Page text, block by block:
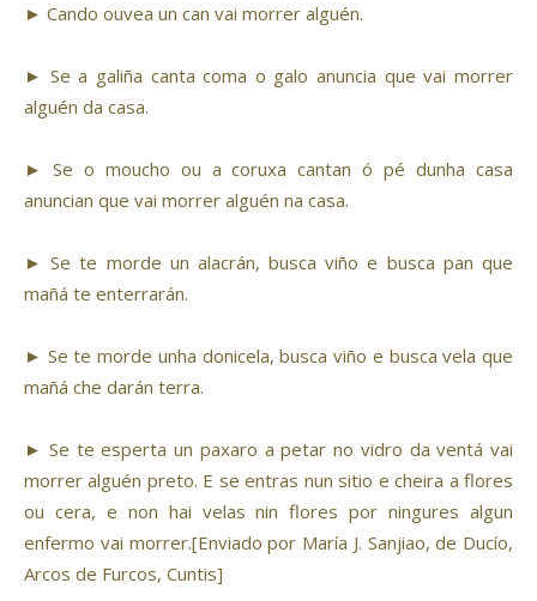
► Cando ouvea un can vai morrer alguén.
► Se a galiña canta coma o galo anuncia que vai morrer
alguén da casa.
► Se o moucho ou a coruxa cantan ó pé dunha casa
anuncian que vai morrer alguén na casa.
► Se te morde un alacrán, busca viño e busca pan que
mañá te enterrarán.
► Se te morde unha donicela, busca viño e busca vela que
mañá che darán terra.
► Se te esperta un paxaro a petar no vidro da ventá vai
morrer alguén preto. E se entras nun sitio e cheira a flores
ou cera, e non hai velas nin flores por ningures algun
enfermo vai morrer.[Enviado por María J. Sanjiao, de Ducío,
Arcos de Furcos, Cuntis]